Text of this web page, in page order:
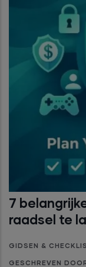
7
raadsel te
GIDSEN &
GESCHREVEN